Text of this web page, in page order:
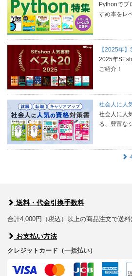
Pythonでプ
すめ本をレ
【2025年
2025年
ご紹介！
社会人に人
社会人に人
る、豊富な
送料・代金引換手数料
合計4,000円（税込）以上の商品注文で送料
お支払い方法
クレジットカード（一括払い）